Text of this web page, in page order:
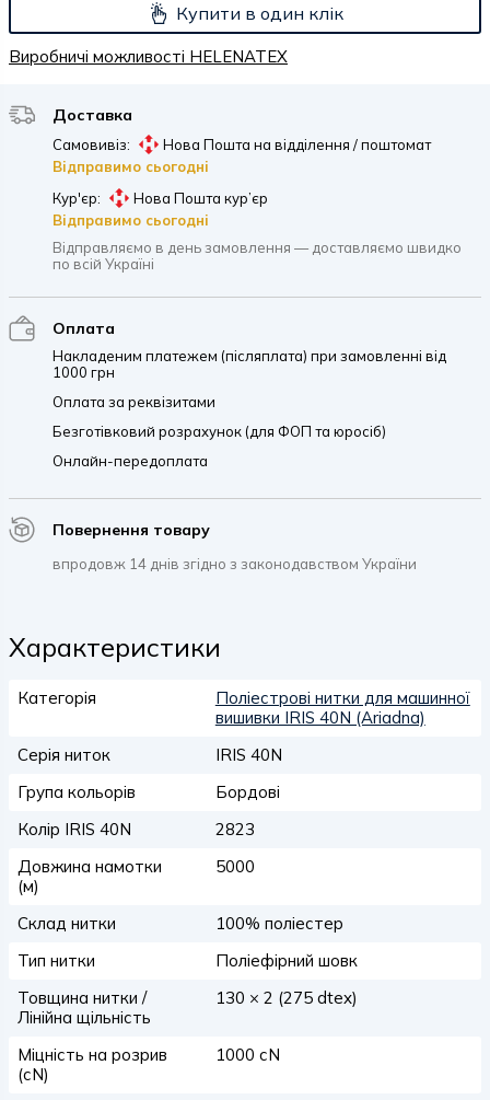
Купити в один клік
Виробничі можливості HELENATEX
Доставка
Самовивіз:
Нова Пошта на відділення / поштомат
Відправимо сьогодні
Кур'єр:
Нова Пошта кур’єр
Відправимо сьогодні
Відправляємо в день замовлення — доставляємо швидко
по всій Україні
Оплата
Накладеним платежем (післяплата) при замовленні від
1000 грн
Оплата за реквізитами
Безготівковий розрахунок (для ФОП та юросіб)
Онлайн-передоплата
Повернення товару
впродовж 14 днів згідно з законодавством України
Характеристики
Категорія
Поліестрові нитки для машинної
вишивки IRIS 40N (Ariadna)
Серія ниток
IRIS 40N
Група кольорів
Бордові
Колір IRIS 40N
2823
Довжина намотки
(м)
5000
Склад нитки
100% поліестер
Тип нитки
Поліефірний шовк
Товщина нитки /
Лінійна щільність
130 × 2 (275 dtex)
Міцність на розрив
(сN)
1000 сN